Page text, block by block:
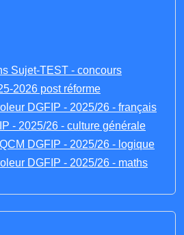
Sujet-TEST - concours
2026 post réforme
DGFIP - 2025/26 - français
- 2025/26 - culture générale
DGFIP - 2025/26 - logique
DGFIP - 2025/26 - maths